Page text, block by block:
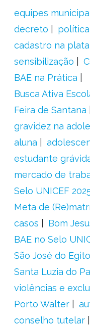
equipes
decreto
cadastro na
sensibilização
BAE na Prática
Busca Ativa
Feira de Santana
gravidez na
aluna
estudante
mercado de
Selo UNICEF
Meta de
casos
Bom
BAE no Selo
São José do Egito
Santa Luzia do
violências e
Porto Walter
conselho tutelar